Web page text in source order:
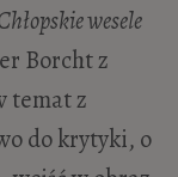
wesele
Borcht z
temat z
do krytyki, o